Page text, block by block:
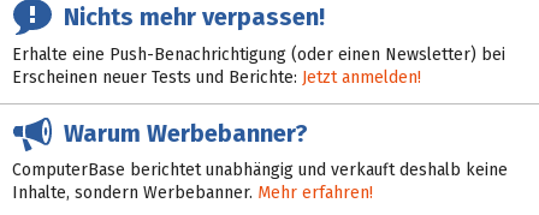
Nichts mehr verpassen!
Erhalte eine Push-Benachrichtigung (oder einen Newsletter) bei
Erscheinen neuer Tests und Berichte: Jetzt anmelden!
Warum Werbebanner?
ComputerBase berichtet unabhängig und verkauft deshalb keine
Inhalte, sondern Werbebanner. Mehr erfahren!